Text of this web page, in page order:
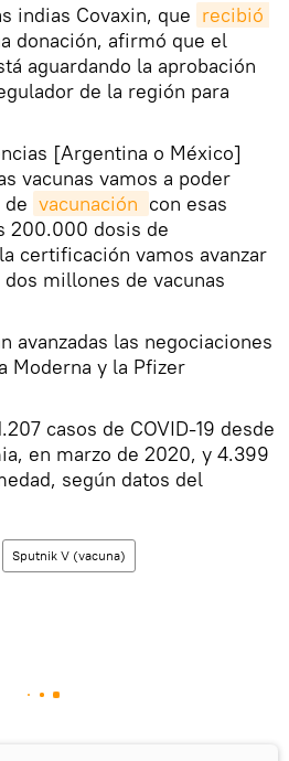
indias Covaxin, que recibió
donación, afirmó que el
aguardando la aprobación
de la región para
[Argentina o México]
vacunas vamos a poder
de vacunación con esas
200.000 dosis de
certificación vamos avanzar
millones de vacunas
avanzadas las negociaciones
Moderna y la Pfizer
casos de COVID-19 desde
en marzo de 2020, y 4.399
según datos del
Sputnik V (vacuna)